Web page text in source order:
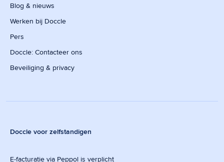
Blog & nieuws
Werken bij Doccle
Pers
Doccle: Contacteer ons
Beveiliging & privacy
Doccle voor zelfstandigen
E-facturatie via Peppol is verplicht